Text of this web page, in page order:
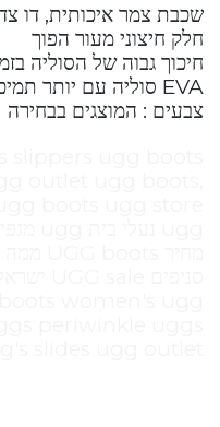
שכבת צמר איכותית, דו
חלק חיצוני מעור הפוך
חיכוך גבוה של הסוליה
EVA סוליה עם יותר תמיכה לכף הרגל ופיזור לחצים.
צבעים : המוצגים בבחירה